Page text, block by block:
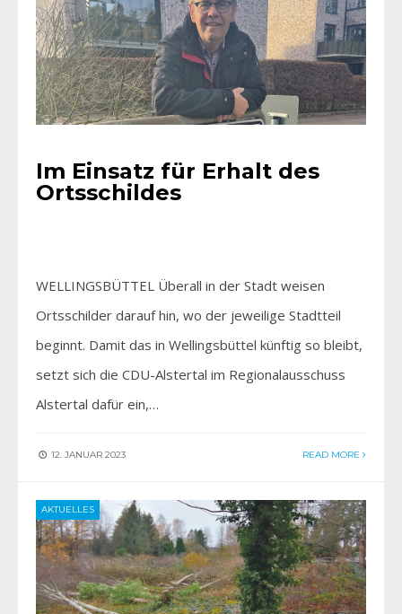
Im Einsatz für Erhalt des
Ortsschildes
WELLINGSBÜTTEL Überall in der Stadt weisen
Ortsschilder darauf hin, wo der jeweilige Stadtteil
beginnt. Damit das in Wellingsbüttel künftig so bleibt,
setzt sich die CDU-Alstertal im Regionalausschuss
Alstertal dafür ein,…
12. JANUAR 2023 READ MORE
AKTUELLES